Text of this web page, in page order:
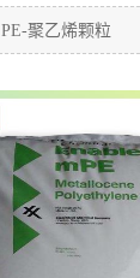
PE-聚乙烯颗粒